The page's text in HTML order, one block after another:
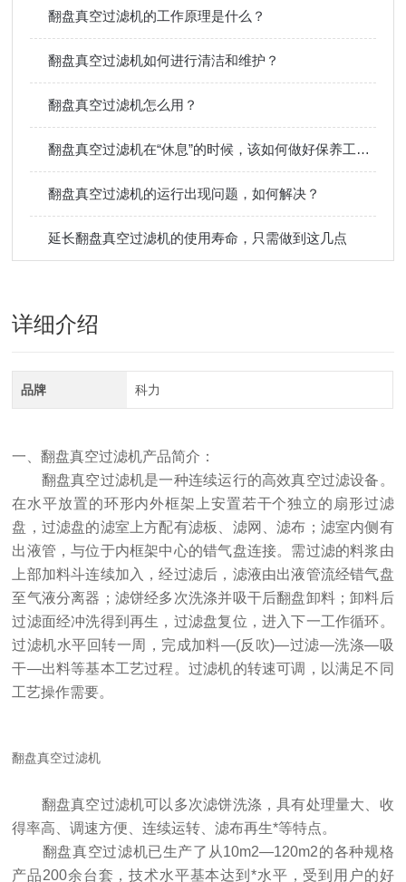
翻盘真空过滤机的工作原理是什么？
翻盘真空过滤机如何进行清洁和维护？
翻盘真空过滤机怎么用？
翻盘真空过滤机在“休息”的时候，该如何做好保养工作呢？
翻盘真空过滤机的运行出现问题，如何解决？
延长翻盘真空过滤机的使用寿命，只需做到这几点
详细介绍
品牌 科力
一、翻盘真空过滤机产品简介：
翻盘真空过滤机是一种连续运行的高效真空过滤设备。
在水平放置的环形内外框架上安置若干个独立的扇形过滤
盘，过滤盘的滤室上方配有滤板、滤网、滤布；滤室内侧有
出液管，与位于内框架中心的错气盘连接。需过滤的料浆由
上部加料斗连续加入，经过滤后，滤液由出液管流经错气盘
至气液分离器；滤饼经多次洗涤并吸干后翻盘卸料；卸料后
过滤面经冲洗得到再生，过滤盘复位，进入下一工作循环。
过滤机水平回转一周，完成加料—(反吹)—过滤—洗涤—吸
干—出料等基本工艺过程。过滤机的转速可调，以满足不同
工艺操作需要。
翻盘真空过滤机
翻盘真空过滤机可以多次滤饼洗涤，具有处理量大、收
得率高、调速方便、连续运转、滤布再生*等特点。
翻盘真空过滤机已生产了从10m2—120m2的各种规格
产品200余台套，技术水平基本达到*水平，受到用户的好